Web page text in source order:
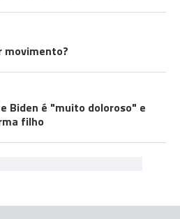
movimento?
Biden é "muito doloroso" e
filho